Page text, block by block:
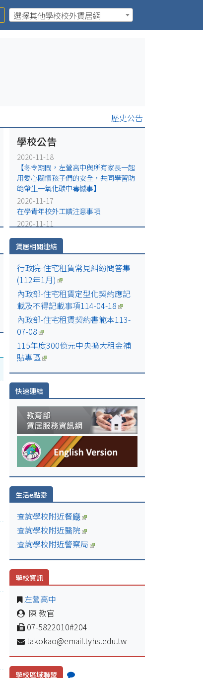
選擇其他學校校外賃居網
歷史公告
學校公告
2020-11-18
【冬令期間，左營高中與所有家長一起
用愛心關懷孩子們的安全，共同學習防
範肇生一氧化碳中毒憾事】
2020-11-17
在學青年校外工讀注意事項
2020-11-11
2020-11-11
請各位同學於打工前，先以工讀注意事
項及宣導懶人包檢視廠家給予之條件及
要求是否不利於自身利益，避免打工陷
井。
2020-10-29
左營高中辦理109學年度第1學期賃居生
座談暨防火防災及防制學生藥物濫用宣
導活動成果
2020-10-29
高雄市109學年度公私立高中職校學生
賃居服務實施計畫
賃居相關連結
行政院-住宅租賃常見糾紛問答集
(112年1月)
內政部-住宅租賃定型化契約應記
載及不得記載事項114-04-18
內政部-住宅租賃契約書範本113-
07-08
115年度300億元中央擴大租金補
貼專區
快速連結
生活e點靈
查詢學校附近餐廰
查詢學校附近醫院
查詢學校附近警察局
學校資訊
左營高中
陳 教官
07-5822010#204
takokao@email.tyhs.edu.tw
學校區域聯盟